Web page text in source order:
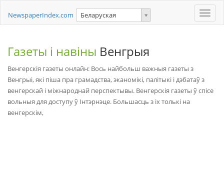
Toggle
NewspaperIndex.com Беларуская
Газеты і навіны Венгрыя
Венгерскія газеты онлайн: Вось найбольш важныя газеты з
Венгрыі, які піша пра грамадства, эканомікі, палітыкі і дэбатаў з
венгерскай і міжнароднай перспектывы. Венгерскія газеты ў спісе
вольныя для доступу ў Інтэрнэце. Большасць з іх толькі на
венгерскім,